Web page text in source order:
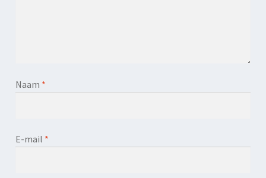
Naam *
E-mail *